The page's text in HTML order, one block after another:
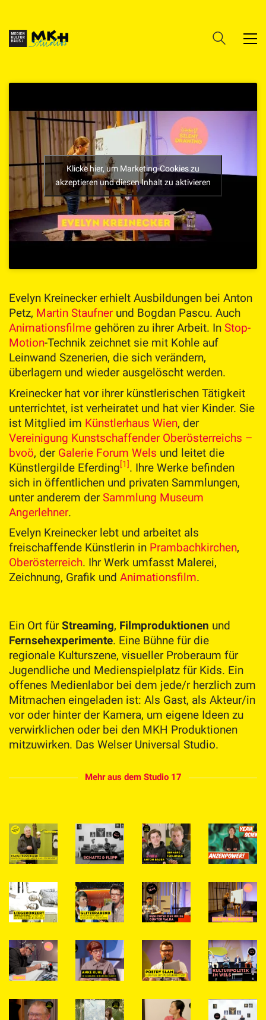
Klicke hier, um Marketing-Cookies zu
akzeptieren und diesen Inhalt zu aktivieren
Evelyn Kreinecker erhielt Ausbildungen bei Anton
Petz, Martin Staufnerund Bogdan Pascu. Auch
Animationsfilme gehören zu ihrer Arbeit. In Stop-
Motion-Technik zeichnet sie mit Kohle auf
Leinwand Szenerien, die sich verändern,
überlagern und wieder ausgelöscht werden.
Kreinecker hat vor ihrer künstlerischen Tätigkeit
unterrichtet, ist verheiratet und hat vier Kinder. Sie
ist Mitglied im Künstlerhaus Wien, der
Vereinigung Kunstschaffender Oberösterreichs –
bvoö, der Galerie Forum Wels und leitet die
Künstlergilde Eferding[1]. Ihre Werke befinden
sich in öffentlichen und privaten Sammlungen,
unter anderem derSammlung Museum
Angerlehner.
Evelyn Kreinecker lebt und arbeitet als
freischaffende Künstlerin in Prambachkirchen,
Oberösterreich. Ihr Werk umfasst Malerei,
Zeichnung, Grafik und Animationsfilm.
Ein Ort fürStreaming, Filmproduktionen und
Fernsehexperimente. Eine Bühne für die
regionale Kulturszene, visueller Proberaum für
Jugendliche und Medienspielplatz für Kids. Ein
offenes Medienlabor bei dem jede/r herzlich zum
Mitmachen eingeladen ist: Als Gast, als Akteur/in
vor oder hinter der Kamera, um eigene Ideen zu
verwirklichen oder bei den MKH Produktionen
mitzuwirken. Das Welser Universal Studio.
Mehr aus dem Studio 17